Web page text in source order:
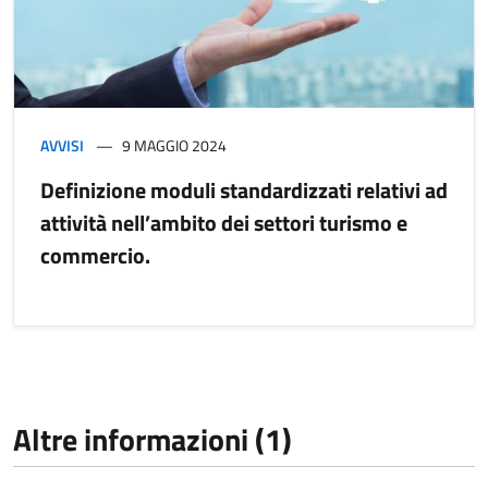
AVVISI 9 MAGGIO 2024
Definizione moduli standardizzati relativi ad
attività nell’ambito dei settori turismo e
commercio.
Altre informazioni (1)